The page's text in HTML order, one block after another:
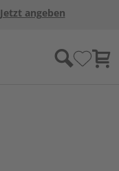
Jetzt angeben